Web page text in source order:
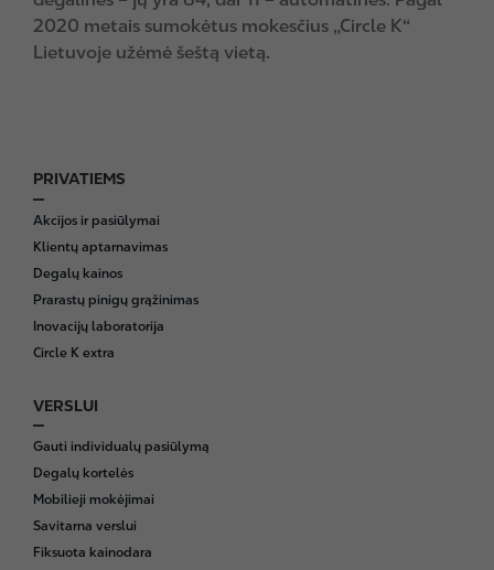
2020 metais sumokėtus mokesčius „Circle K“
Lietuvoje užėmė šeštą vietą.
F
o
o
t
e
r
PRIVATIEMS
Akcijos ir pasiūlymai
Klientų aptarnavimas
Degalų kainos
Prarastų pinigų grąžinimas
Inovacijų laboratorija
Circle K extra
VERSLUI
Gauti individualų pasiūlymą
Degalų kortelės
Mobilieji mokėjimai
Savitarna verslui
Fiksuota kainodara